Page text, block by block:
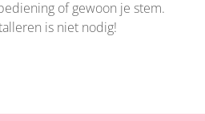
of gewoon je stem.
is niet nodig!